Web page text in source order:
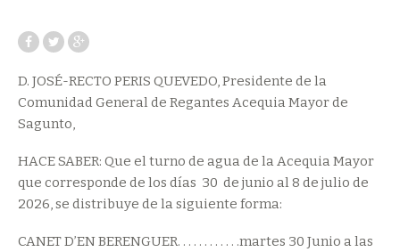
D. JOSÉ-RECTO PERIS QUEVEDO, Presidente de la
Comunidad General de Regantes Acequia Mayor de
Sagunto,
HACE SABER: Que el turno de agua de la Acequia Mayor
que corresponde de los días 30 de junio al 8 de julio de
2026, se distribuye de la siguiente forma:
CANET D’EN BERENGUER. . . . . . . . . . . .martes 30 Junio a las